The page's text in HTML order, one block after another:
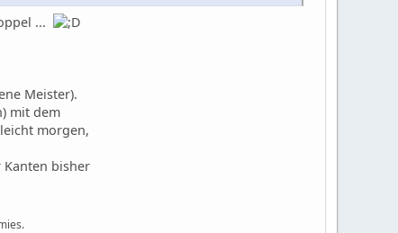
...
Meister).
mit dem
morgen,
Kanten bisher